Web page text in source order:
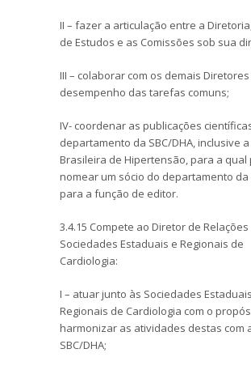
II – fazer a articulação entre a
de Estudos e as Comissões sob sua
III – colaborar com os demais
desempenho das tarefas comuns;
IV- coordenar as publicações
departamento da SBC/DHA, inclusive
Brasileira de Hipertensão, para a qual
nomear um sócio do departamento da
para a função de editor.
3.4.15 Compete ao Diretor de Relações
Sociedades Estaduais e Regionais de
Cardiologia:
I – atuar junto às Sociedades
Regionais de Cardiologia com o
harmonizar as atividades destas com
SBC/DHA;